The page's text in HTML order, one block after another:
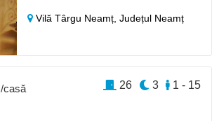
Vilă Târgu Neamț,Județul Neamț
/casă 1 - 15
3
26